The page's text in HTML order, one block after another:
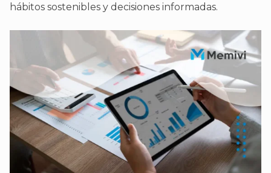
hábitos sostenibles y decisiones informadas.